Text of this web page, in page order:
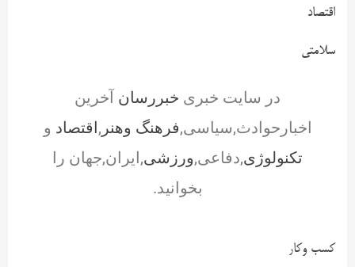
اقتصاد
سلامتی
در سایت خبری خبررسان آخرین
اخبارحوادث,سیاسی,فرهنگ وهنر ,اقتصاد و
تکنولوژی,دفاعی,ورزشی,ایران,جهان را
بخوانید.
کسب وکار